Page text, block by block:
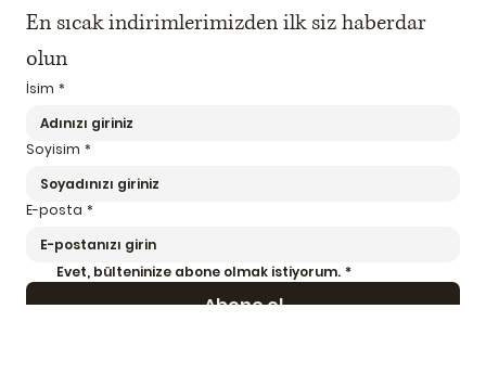
En sıcak indirimlerimizden ilk siz haberdar
olun
İsim *
Soyisim *
E-posta *
Evet, bülteninize abone olmak istiyorum. *
Abone ol